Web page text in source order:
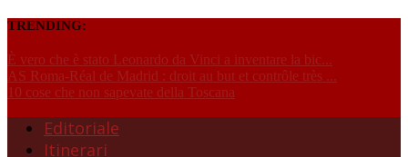
TRENDING:
È vero che è stato Leonardo da Vinci a inventare la bic...
AS Roma-Réal de Madrid : droit au but et contrôle très ...
10 cose che non sapevate della Toscana
Editoriale
Itinerari